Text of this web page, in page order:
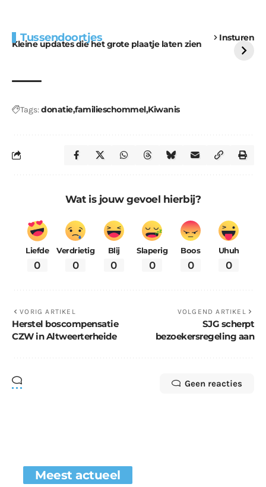
Tussendoortjes Insturen
Kleine updates die het grote plaatje laten zien
voor kabouters
uitdaging
Tags:donatiefamilieschommelKiwanis
Wat is jouw gevoel hierbij?
Liefde
0
Verdrietig
0
Blij
0
Slaperig
0
Boos
0
Uhuh
0
VORIG ARTIKEL
Herstel boscompensatie
CZW in Altweerterheide
VOLGEND ARTIKEL
SJG scherpt
bezoekersregeling aan
Geen reacties
Meest actueel